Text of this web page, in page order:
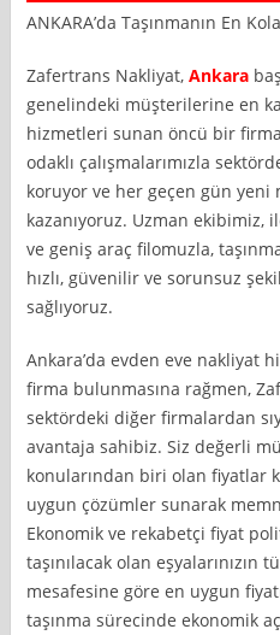
ANKARA’da Taşınmanın En
Zafertrans Nakliyat,Ankara
genelindeki müşterilerine en
hizmetleri sunan öncü bir
odaklı çalışmalarımızla
koruyor ve her geçen gün
kazanıyoruz. Uzman ekibimiz,
ve geniş araç filomuzla,
hızlı, güvenilir ve sorunsuz
sağlıyoruz.
Ankara’da evden eve nakliyat
firma bulunmasına rağmen,
sektördeki diğer firmalardan
avantaja sahibiz. Siz değerli
konularından biri olan fiyatlar
uygun çözümler sunarak
Ekonomik ve rekabetçi fiyat
taşınılacak olan eşyalarınızın
mesafesine göre en uygun
taşınma sürecinde ekonomik